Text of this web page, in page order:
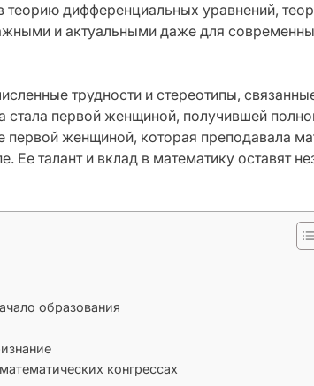
теорию дифференциальных уравнений,
и актуальными даже для
трудности и стереотипы,
стала первой женщиной, получившей
женщиной, которая преподавала
Ее талант и вклад в математику оставят
образования
конгрессах